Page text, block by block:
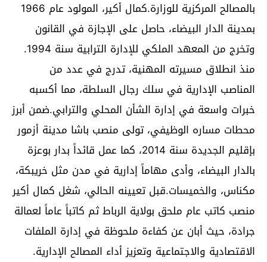
بالمصالح المركزية للوزارة.كمال أكير، المولود عام 1966
بمدينة الدار البيضاء، حاصل على الإجازة في القانون
وتخرج من المعهد الملكي للإدارة الترابية سنة 1994.
منذ انطلاق مسيرته المهنية، تدرج في عدد من
المناصب الإدارية في سلك رجال السلطة، مما أكسبه
خبرات واسعة في إدارة الشأن المحلي والترابي.ضمن أبرز
محطات مساره الوظيفي، تولى منصب باشا مدينة أزمور
بإقليم الجديدة سنة 2014، كما عمل قائداً بدار بوعزة
بالدار البيضاء، وأدى مهاماً إدارية في مدن مثل خريبكة،
مكناس، والخميسات.قبل تعيينه الحالي، شغل كمال أكير
منصب كاتب عام ملحق بولاية الرباط ثم كاتباً عاماً لعمالة
جرادة، حيث أبان عن كفاءة ملحوظة في إدارة الملفات
الاقتصادية والاجتماعية وتعزيز أداء المصالح الإدارية.